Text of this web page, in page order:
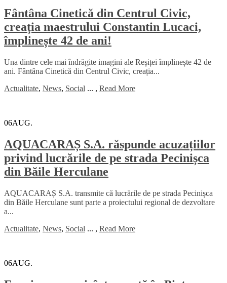
Fântâna Cinetică din Centrul Civic,
creația maestrului Constantin Lucaci,
împlinește 42 de ani!
Una dintre cele mai îndrăgite imagini ale Reșiței împlinește 42 de
ani. Fântâna Cinetică din Centrul Civic, creația...
Actualitate, News, Social ... , Read More
06AUG.
AQUACARAȘ S.A. răspunde acuzațiilor
privind lucrările de pe strada Pecinișca
din Băile Herculane
AQUACARAȘ S.A. transmite că lucrările de pe strada Pecinișca
din Băile Herculane sunt parte a proiectului regional de dezvoltare
a...
Actualitate, News, Social ... , Read More
06AUG.